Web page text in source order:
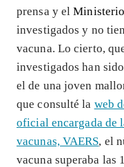
prensa y el
investigados y no
vacuna. Lo cierto,
investigados han
el de una joven
que consulté la web
oficial encargada de
vacunas, VAERS, el
vacuna superaba las